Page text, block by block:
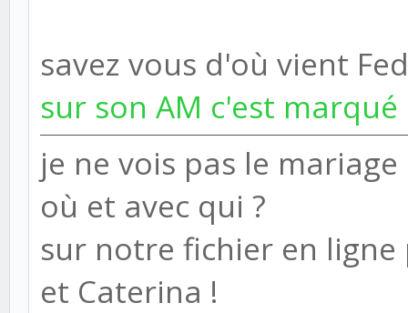
savez vous d'où vient
sur son AM c'est
je ne vois pas le
où et avec qui ?
sur notre fichier en ligne
et Caterina !